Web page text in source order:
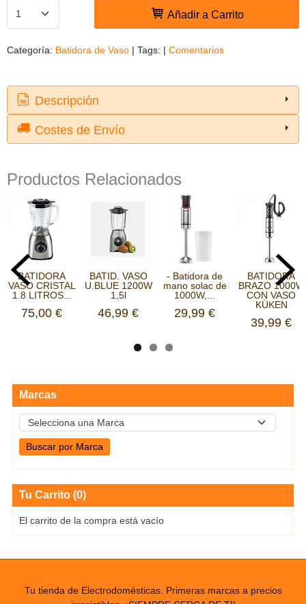
Marcas
Tu Carrito (0)
El carrito de la compra está vacío
Añadir a Carrito
Categoría: Batidora de Vaso | Tags: | Comentarios
Descripción
Costes de Envío
Productos Relacionados
BATIDORA
VASO CRISTAL
1.8 LITROS...
75,00 €
BATID. VASO
U.BLUE 1200W
1,5l
46,99 €
- Batidora de
mano solac de
1000W,...
29,99 €
BATIDORA
BRAZO 1000W
CON VASO
KÜKEN
39,99 €
Tu tienda de Electrodomésticas. Primeras marcas a precios